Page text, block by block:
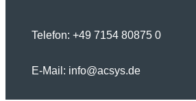
Telefon: +49 7154 80875 0
E-Mail: info@acsys.de